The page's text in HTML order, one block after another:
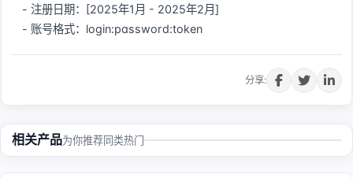
- 注册日期：[2025年1月 - 2025年2月]
- 账号格式：login:password:token
分享:
相关产品为你推荐同类热门